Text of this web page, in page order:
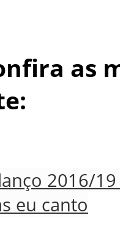
as
2016/
eu canto